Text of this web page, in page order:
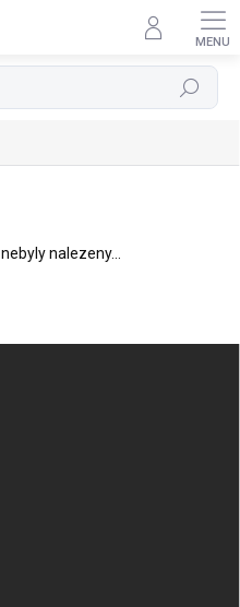
Hledat
nebyly nalezeny...